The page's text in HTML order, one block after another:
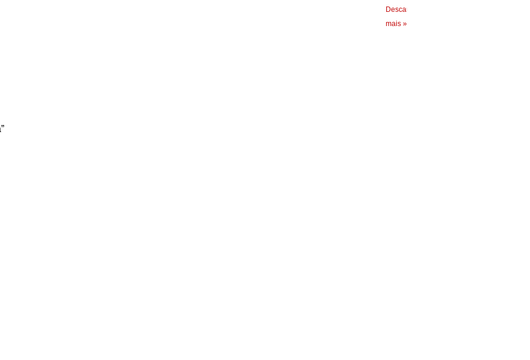
Descarregue/Leia
mais »